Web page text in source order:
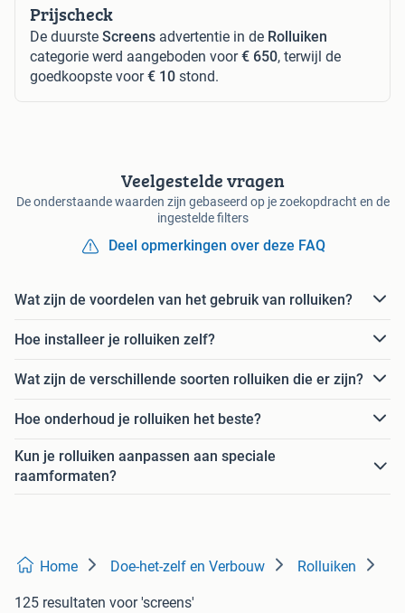
Prijscheck
De duurste Screens advertentie in de Rolluiken
categorie werd aangeboden voor€ 650, terwijl de
goedkoopste voor€ 10 stond.
Veelgestelde vragen
De onderstaande waarden zijn gebaseerd op je zoekopdracht en de
ingestelde filters
Deel opmerkingen over deze FAQ
Wat zijn de voordelen van het gebruik van rolluiken?
Hoe installeer je rolluiken zelf?
Wat zijn de verschillende soorten rolluiken die er zijn?
Hoe onderhoud je rolluiken het beste?
Kun je rolluiken aanpassen aan speciale
raamformaten?
Home Doe-het-zelf en Verbouw Rolluiken
125 resultaten voor 'screens'